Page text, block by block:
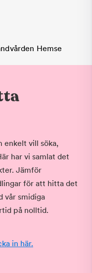
Hemse
enkelt vill söka,
har vi samlat det
Jämför
för att hitta det
vår smidiga
på nolltid.
in här.